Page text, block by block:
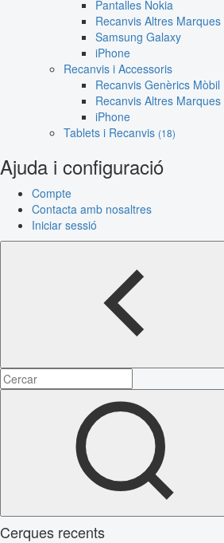
Pantalles Nokia
Recanvis Altres Marques
Samsung Galaxy
iPhone
Recanvis i Accessoris
Recanvis Genèrics Mòbil
Recanvis Altres Marques
iPhone
Tablets i Recanvis (18)
Ajuda i configuració
Compte
Contacta amb nosaltres
Iniciar sessió
Cerques recents